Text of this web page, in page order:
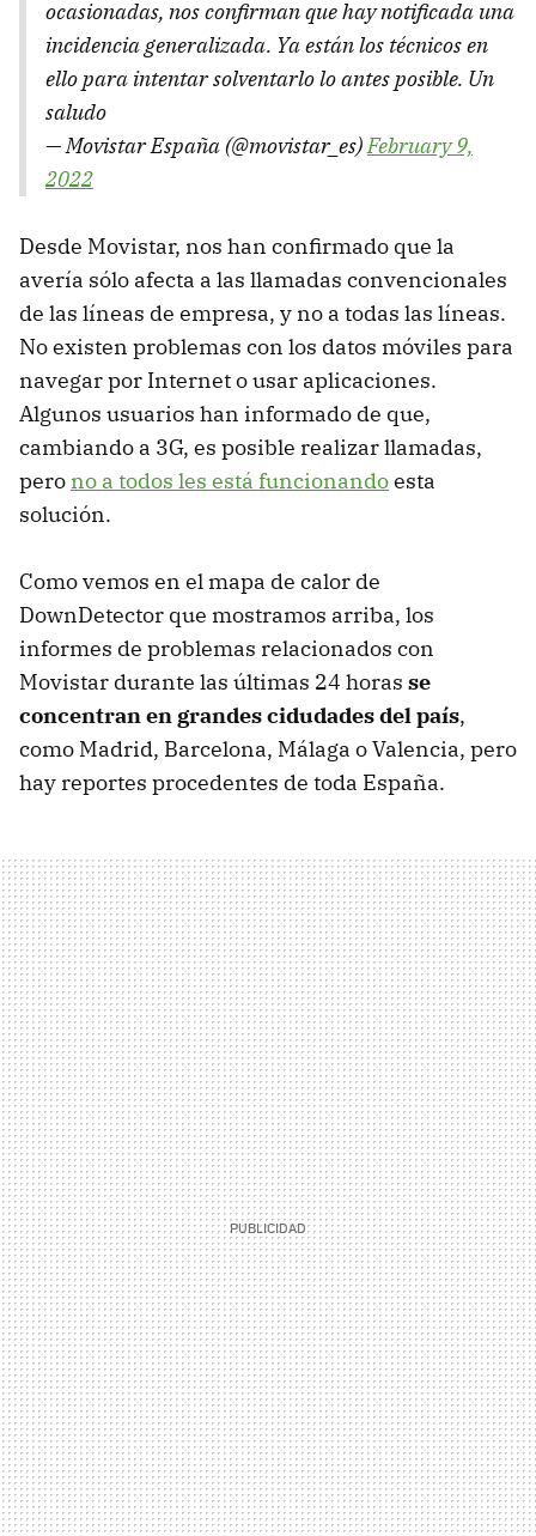
ocasionadas, nos confirman que hay notificada una
incidencia generalizada. Ya están los técnicos en
ello para intentar solventarlo lo antes posible. Un
saludo
— Movistar España (@movistar_es)February 9,
2022
Desde Movistar, nos han confirmado que la
avería sólo afecta a las llamadas convencionales
de las líneas de empresa, y no a todas las líneas.
No existen problemas con los datos móviles para
navegar por Internet o usar aplicaciones.
Algunos usuarios han informado de que,
cambiando a 3G, es posible realizar llamadas,
pero no a todos les está funcionandoesta
solución.
Como vemos en el mapa de calor de
DownDetector que mostramos arriba, los
informes de problemas relacionados con
Movistar durante las últimas 24 horas se
concentran en grandes cidudades del país,
como Madrid, Barcelona, Málaga o Valencia, pero
hay reportes procedentes de toda España.